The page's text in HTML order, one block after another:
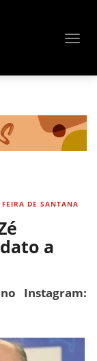
FEIRA DE SANTANA
a
Instagram: